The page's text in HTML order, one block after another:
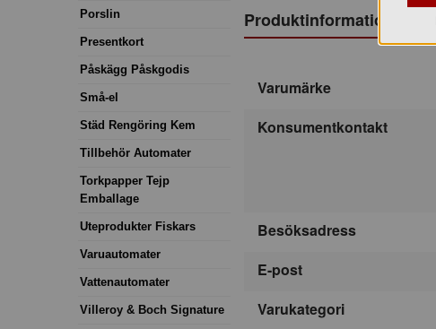
Porslin
Presentkort
Påskägg Påskgodis
Små-el
Städ Rengöring Kem
Tillbehör Automater
Torkpapper Tejp
Emballage
Uteprodukter Fiskars
Varuautomater
Vattenautomater
Villeroy & Boch Signature
Produktinformation
Varumärke
Konsumentkontakt
Besöksadress
E-post
Varukategori